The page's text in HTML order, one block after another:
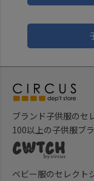
ブランド子供服のセ
100以上の子供服ブ
ベビー服のセレクト